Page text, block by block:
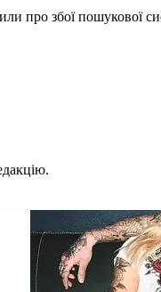
про збої пошукової